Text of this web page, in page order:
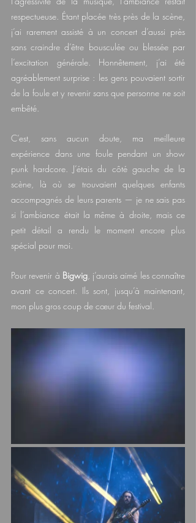
respectueuse. Étant placée très près de la scène,
j’ai rarement assisté à un concert d’aussi près
sans craindre d’être bousculée ou blessée par
l’excitation générale. Honnêtement, j’ai été
agréablement surprise : les gens pouvaient sortir
de la foule et y revenir sans que personne ne soit
embêté.
C’est, sans aucun doute, ma meilleure
expérience dans une foule pendant un show
punk hardcore. J’étais du côté gauche de la
scène, là où se trouvaient quelques enfants
accompagnés de leurs parents — je ne sais pas
si l’ambiance était la même à droite, mais ce
petit détail a rendu le moment encore plus
spécial pour moi.
Pour revenir à Bigwig, j’aurais aimé les connaître
avant ce concert. Ils sont, jusqu’à maintenant,
mon plus gros coup de cœur du festival.